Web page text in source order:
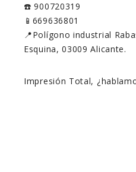
☎️ 900720319
📱669636801
📍Polígono industrial
Esquina, 03009 Alicante.
Impresión Total,